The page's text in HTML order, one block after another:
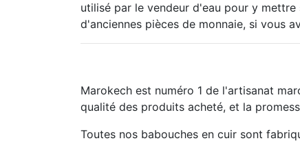
utilisé par le vendeur d'eau pour y mettre
d'anciennes pièces de monnaie, si vous
Marokech est numéro 1 de l'artisanat
qualité des produits acheté, et la
Toutes nos babouches en cuir sont